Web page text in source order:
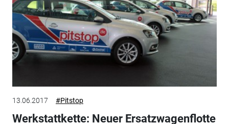
13.06.2017 #Pitstop
Werkstattkette: Neuer Ersatzwagenflotte